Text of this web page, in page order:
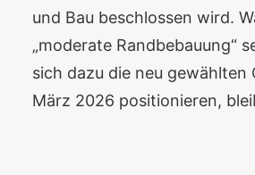
und Bau beschlossen wird.
„moderate Randbebauung“
sich dazu die neu gewählten
März 2026 positionieren,